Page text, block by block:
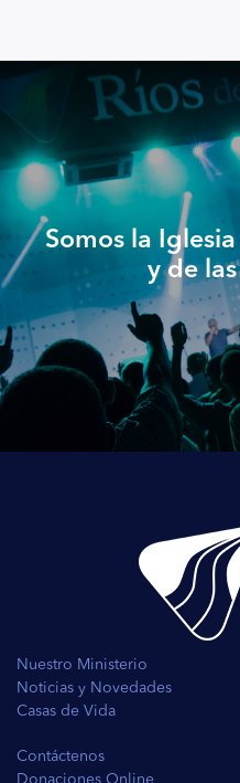
Somos la
y de
Nuestro Ministerio
Noticias y Novedades
Casas de Vida
Contáctenos
Donaciones Online